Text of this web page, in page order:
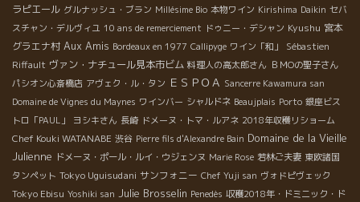
ラピエール グルナッシュ・ブラン Millésime Bio 本物ワイン Kirishima Daikin セバ
スチャン・デルヴィユ 10 ans de remerciement ドゥニー・デシャン Kyushu 宮本
グラエナ村 Aux Amis Bordeaux en 1977 Callipyge ワイン「和」
Sébastien
Riffault ヴァン・ナチュール見本市ビム 料理人の高太郎さん ＢＭОの聖子さん
パシオン心斎橋店 アヴェク・ル・タン ＥＳＰＯＡ Sancerre Kawamura san
Domaine de Vignes du Maynes ワインバー シャルドネ Beaujplais Porto 銀座ビス
トロ「PAUL」
ヨシキさん 長崎 ドメーヌ・トマ・ルアネ 2018年収穫リショーム
Chef Kouki WATANABE 渋谷 Pierre fils d'Alexandre Bain Domaine de la Vieille
Julienne ドメーヌ・ポール・ルイ・ウジェンヌ Marie Rose 若林ご夫妻 東欧諸国
タンペット Tokyo Uguisudani サンフォニー Chef Yuji san ヴォドピヴェック
Tokyo Ebisu Yoshiki san Julie Brosselin Penedès 収穫2018年・ドミニック・ド